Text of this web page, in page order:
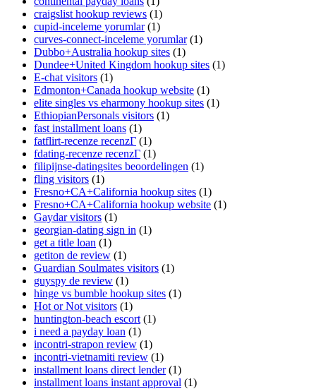
craigslist hookup reviews (1)
cupid-inceleme yorumlar(1)
curves-connect-inceleme yorumlar(1)
Dubbo+Australia hookup sites (1)
Dundee+United Kingdom hookup sites (1)
E-chat visitors (1)
Edmonton+Canada hookup website (1)
elite singles vs eharmony hookup sites (1)
EthiopianPersonals visitors (1)
fast installment loans (1)
fatflirt-recenze recenzГ­ (1)
fdating-recenze recenzГ­ (1)
filipijnse-datingsites beoordelingen (1)
fling visitors (1)
Fresno+CA+California hookup sites (1)
Fresno+CA+California hookup website (1)
Gaydar visitors (1)
georgian-dating sign in (1)
get a title loan (1)
getiton de review (1)
Guardian Soulmates visitors (1)
guyspy de review (1)
hinge vs bumble hookup sites (1)
Hot or Not visitors (1)
huntington-beach escort (1)
i need a payday loan (1)
incontri-strapon review (1)
incontri-vietnamiti review (1)
installment loans direct lender(1)
installment loans instant approval (1)